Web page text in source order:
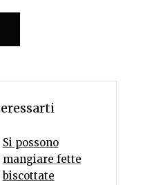
Si possono
mangiare fette
biscottate